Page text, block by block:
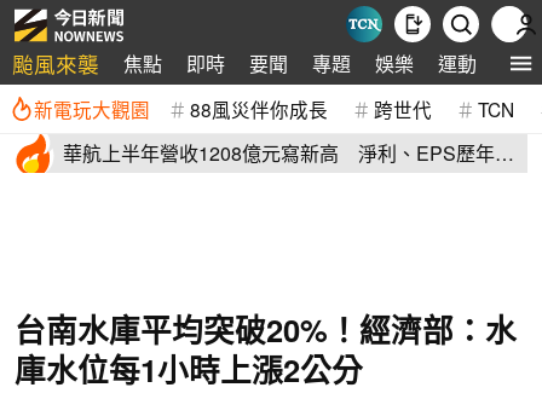
颱風來襲 焦點 即時 要聞 專題 娛樂 運動 全球
新電玩大觀園 88風災伴你成長 跨世代 TCN
華航上半年營收1208億元寫新高 淨利、EPS歷年次
台南水庫平均突破20%！經濟部：水
庫水位每1小時上漲2公分